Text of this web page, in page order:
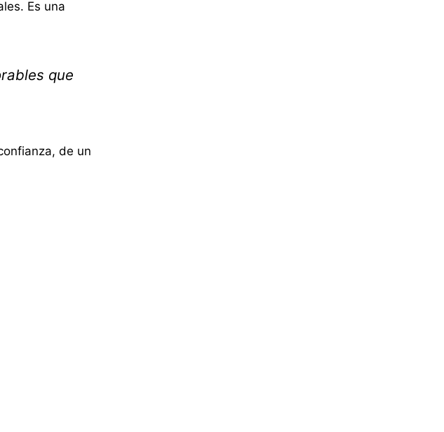
Es una
que
de un